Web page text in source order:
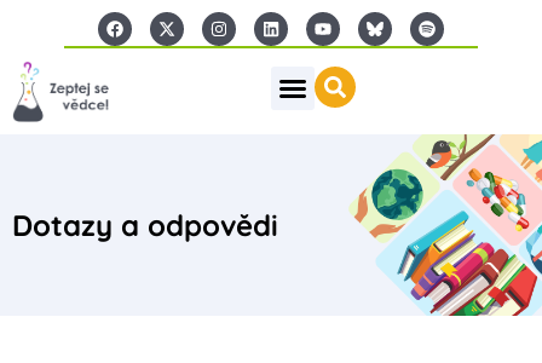
Dotazy a odpovědi